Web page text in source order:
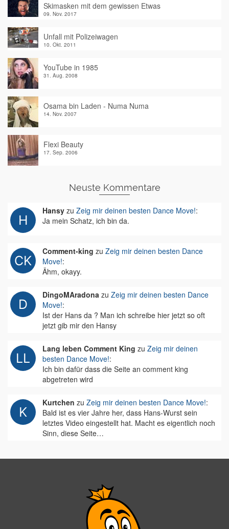
Skimasken mit dem gewissen Etwas
09. Nov. 2017
Unfall mit Polizeiwagen
10. Okt. 2011
YouTube in 1985
31. Aug. 2008
Osama bin Laden - Numa Numa
14. Nov. 2007
Flexi Beauty
17. Sep. 2006
Neuste Kommentare
Hansy zu Zeig mir deinen besten Dance Move!:
Ja mein Schatz, ich bin da.
Comment-king zu Zeig mir deinen besten Dance
Move!:
Ähm, okayy.
DingoMAradona zu Zeig mir deinen besten Dance
Move!:
Ist der Hans da ? Man ich schreibe hier jetzt so oft
jetzt gib mir den Hansy
Lang leben Comment King zu Zeig mir deinen
besten Dance Move!:
Ich bin dafür dass die Seite an comment king
abgetreten wird
Kurtchen zu Zeig mir deinen besten Dance Move!:
Bald ist es vier Jahre her, dass Hans-Wurst sein
letztes Video eingestellt hat. Macht es eigentlich noch
Sinn, diese Seite…